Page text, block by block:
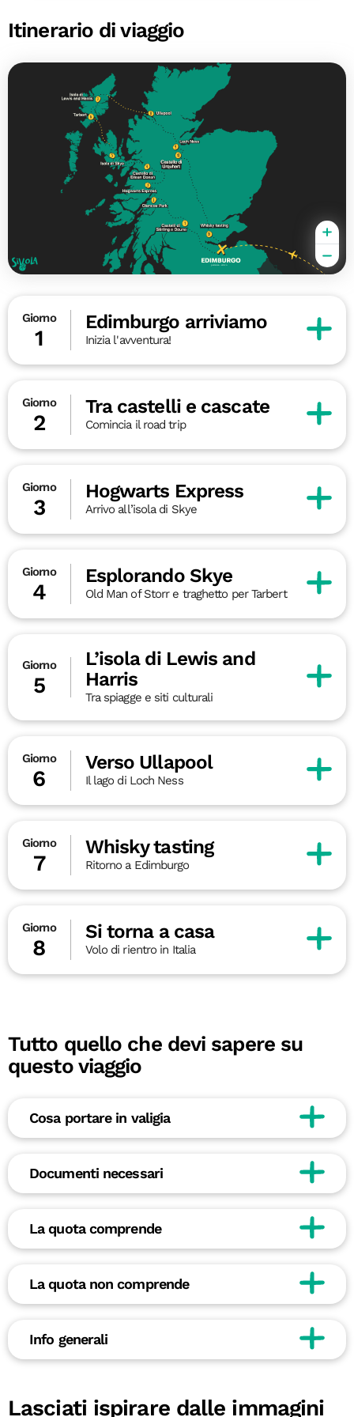
Itinerario di viaggio
Giorno
1
Edimburgo arriviamo
Inizia l'avventura!
Giorno
2
Tra castelli e cascate
Comincia il road trip
Giorno
3
Hogwarts Express
Arrivo all’isola di Skye
Giorno
4
Esplorando Skye
Old Man of Storr e traghetto per Tarbert
Giorno
5
L’isola di Lewis and
Harris
Tra spiagge e siti culturali
Giorno
6
Verso Ullapool
Il lago di Loch Ness
Giorno
7
Whisky tasting
Ritorno a Edimburgo
Giorno
8
Si torna a casa
Volo di rientro in Italia
Tutto quello che devi sapere su
questo viaggio
Cosa portare in valigia
Documenti necessari
La quota comprende
La quota non comprende
Info generali
Lasciati ispirare dalle immagini